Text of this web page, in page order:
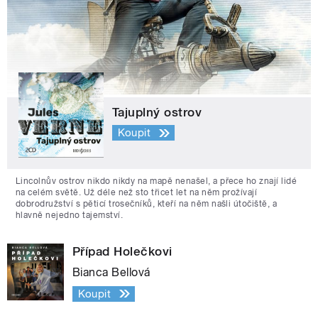
Tajuplný ostrov
Koupit
Lincolnův ostrov nikdo nikdy na mapě nenašel, a přece ho znají lidé
na celém světě. Už déle než sto třicet let na něm prožívají
dobrodružství s pěticí trosečníků, kteří na něm našli útočiště, a
hlavně nejedno tajemství.
Případ Holečkovi
Bianca Bellová
Koupit